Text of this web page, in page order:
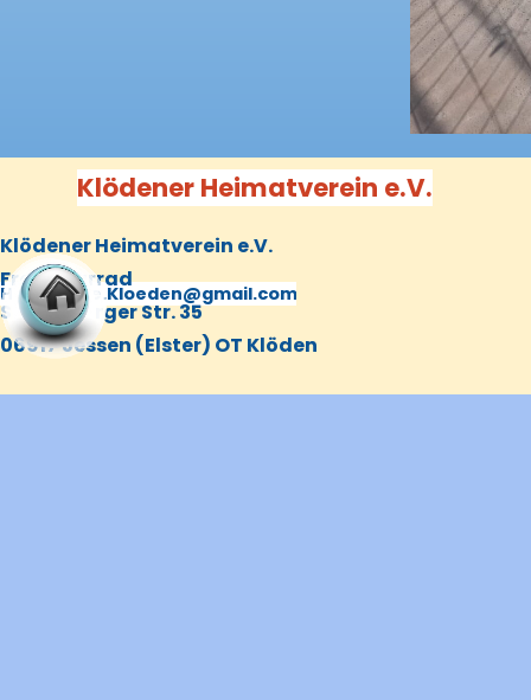
Klödener Heimatverein e.V.
(03 53 88) 20 568
Homepage.Kloeden@gmail.com
Klödener Heimatverein e.V.
Frank Zarrad
Schützberger Str. 35
06917 Jessen (Elster) OT Klöden